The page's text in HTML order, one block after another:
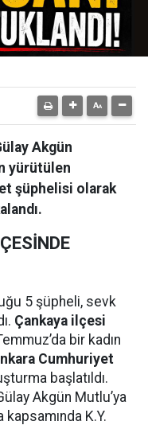
Akgün
yürütülen
şüphelisi olarak
5 şüpheli, sevk
Çankaya ilçesi
bir kadın
Cumhuriyet
başlatıldı.
Akgün Mutlu’ya
K.Y.